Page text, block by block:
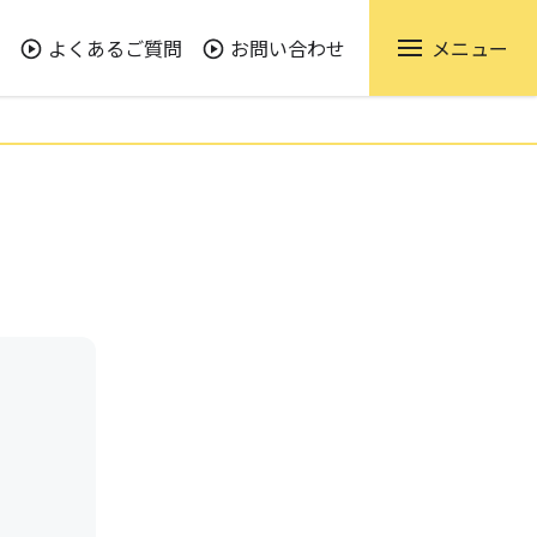
よくあるご質問 お問い合わせ メニュー